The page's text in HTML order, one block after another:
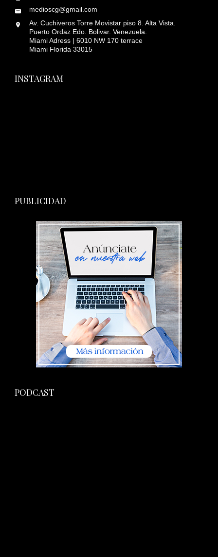
medioscg@gmail.com
Av. Cuchiveros Torre Movistar piso 8. Alta Vista.
Puerto Ordaz Edo. Bolivar. Venezuela.
Miami Adress | 6010 NW 170 terrace
Miami Florida 33015
INSTAGRAM
PUBLICIDAD
PODCAST